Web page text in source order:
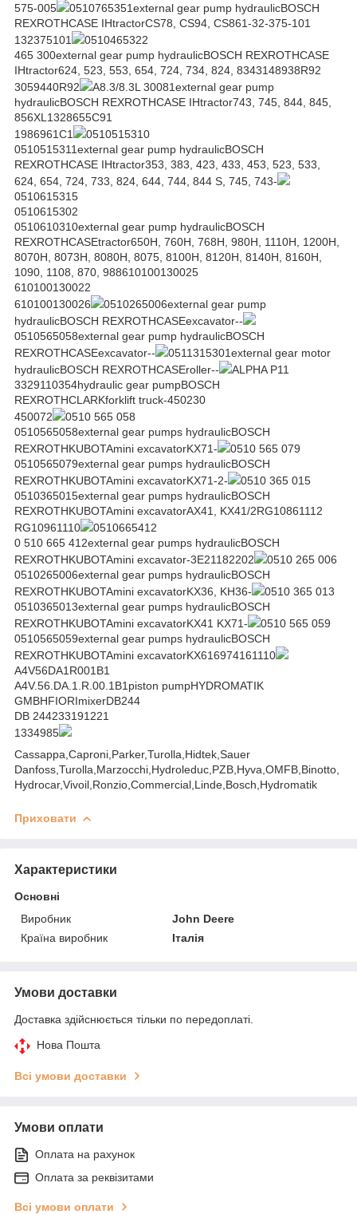
575-005
0510765351external gear pump hydraulicBOSCH
REXROTHCASE IHtractorCS78, CS94, CS861-32-375-101
132375101
0510465322
465 300external gear pump hydraulicBOSCH REXROTHCASE
IHtractor624, 523, 553, 654, 724, 734, 824, 8343148938R92
3059440R92
A8.3/8.3L 30081external gear pump
hydraulicBOSCH REXROTHCASE IHtractor743, 745, 844, 845,
856XL1328655C91
1986961C1
0510515310
0510515311external gear pump hydraulicBOSCH
REXROTHCASE IHtractor353, 383, 423, 433, 453, 523, 533,
624, 654, 724, 733, 824, 644, 744, 844 S, 745, 743-
0510615315
0510615302
0510610310external gear pump hydraulicBOSCH
REXROTHCASEtractor650H, 760H, 768H, 980H, 1110H, 1200H,
8070H, 8073H, 8080H, 8075, 8100H, 8120H, 8140H, 8160H,
1090, 1108, 870, 988610100130025
610100130022
610100130026
0510265006external gear pump
hydraulicBOSCH REXROTHCASEexcavator--
0510565058external gear pump hydraulicBOSCH
REXROTHCASEexcavator--
0511315301external gear motor
hydraulicBOSCH REXROTHCASEroller--
ALPHA P11
3329110354hydraulic gear pumpBOSCH
REXROTHCLARKforklift truck-450230
450072
0510 565 058
0510565058external gear pumps hydraulicBOSCH
REXROTHKUBOTAmini excavatorKX71-
0510 565 079
0510565079external gear pumps hydraulicBOSCH
REXROTHKUBOTAmini excavatorKX71-2-
0510 365 015
0510365015external gear pumps hydraulicBOSCH
REXROTHKUBOTAmini excavatorAX41, KX41/2RG10861112
RG10961110
0510665412
0 510 665 412external gear pumps hydraulicBOSCH
REXROTHKUBOTAmini excavator-3E21182202
0510 265 006
0510265006external gear pumps hydraulicBOSCH
REXROTHKUBOTAmini excavatorKX36, KH36-
0510 365 013
0510365013external gear pumps hydraulicBOSCH
REXROTHKUBOTAmini excavatorKX41 KX71-
0510 565 059
0510565059external gear pumps hydraulicBOSCH
REXROTHKUBOTAmini excavatorKX616974161110
A4V56DA1R001B1
A4V.56.DA.1.R.00.1B1piston pumpHYDROMATIK
GMBHFIORImixerDB244
DB 244233191221
1334985
Cassappa,Caproni,Parker,Turolla,Hidtek,Sauer
Danfoss,Turolla,Marzocchi,Hydroleduc,PZB,Hyva,OMFB,Binotto,
Hydrocar,Vivoil,Ronzio,Commercial,Linde,Bosch,Hydromatik
Приховати
Характеристики
Основні
Виробник
John Deere
Країна виробник
Італія
Умови доставки
Доставка здійснюється тільки по передоплаті.
Нова Пошта
Всі умови доставки
Умови оплати
Оплата на рахунок
Оплата за реквізитами
Всі умови оплати